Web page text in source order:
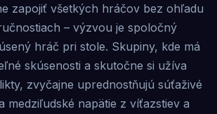
zapojiť všetkých hráčov bez ohľadu
– výzvou je spoločný
hráč pri stole. Skupiny, kde má
skúsenosti a skutočne si užíva
zvyčajne uprednostňujú súťaživé
medziľudské napätie z víťazstiev a